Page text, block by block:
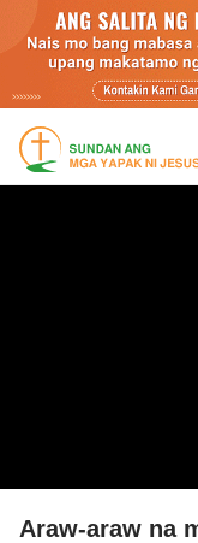
Araw-araw na